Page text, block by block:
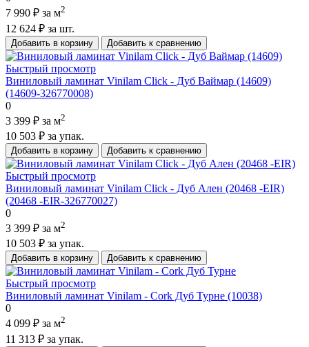
7 990 ₽ за м2
12 624 ₽ за шт.
Добавить в корзину Добавить к сравнению
Быстрый просмотр
Виниловый ламинат Vinilam Click - Дуб Ваймар (14609)
(14609-326770008)
0
3 399 ₽ за м2
10 503 ₽ за упак.
Добавить в корзину Добавить к сравнению
Быстрый просмотр
Виниловый ламинат Vinilam Click - Дуб Ален (20468 -EIR)
(20468 -EIR-326770027)
0
3 399 ₽ за м2
10 503 ₽ за упак.
Добавить в корзину Добавить к сравнению
Быстрый просмотр
Виниловый ламинат Vinilam - Cork Дуб Турне (10038)
0
4 099 ₽ за м2
11 313 ₽ за упак.